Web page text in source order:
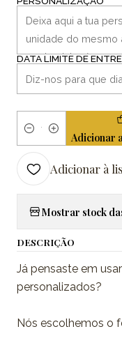
DATA LIMITE DE
Quantidade Adicionar
Adicionar à
Mostrar stock
DESCRIÇÃO
Já pensaste em
personalizados?
Nós escolhemos o